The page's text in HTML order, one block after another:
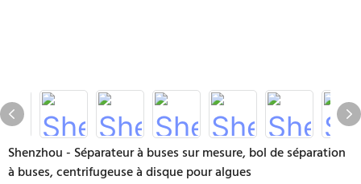
Shenzhou - Séparateur à buses sur mesure, bol de séparation
à buses, centrifugeuse à disque pour algues